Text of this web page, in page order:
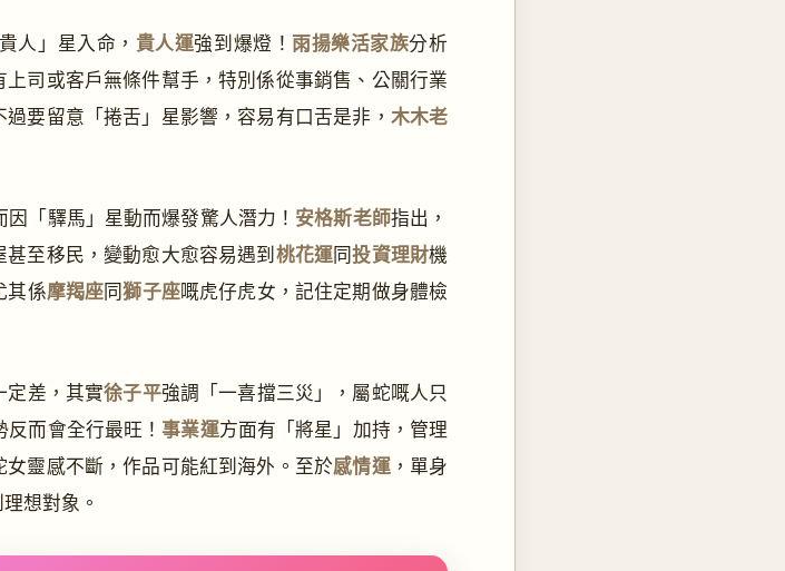
人」星入命， 貴人運強到爆燈！ 雨揚樂活家族分析
司或客戶無條件幫手，特別係從事銷售、公關行業
要留意「捲舌」星影響，容易有口舌是非， 木木老
「驛馬」星動而爆發驚人潛力！ 安格斯老師指出，
至移民，變動愈大愈容易遇到 桃花運 同投資理財機
其係摩羯座 同獅子座嘅虎仔虎女，記住定期做身體檢
定差，其實徐子平強調「一喜擋三災」，屬蛇嘅人只
反而會全行最旺！事業運方面有「將星」加持，管理
靈感不斷，作品可能紅到海外。至於感情運，單身
想對象。